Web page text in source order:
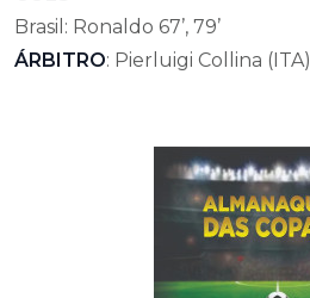
Brasil: Ronaldo 67’, 79’
ÁRBITRO: Pierluigi Collina (ITA)